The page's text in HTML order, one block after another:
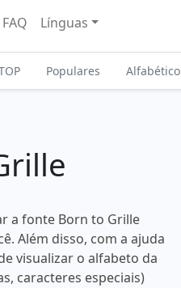
FAQ Línguas
Populares Alfabético
a fonte Born to Grille
Além disso, com a ajuda
visualizar o alfabeto da
caracteres especiais)